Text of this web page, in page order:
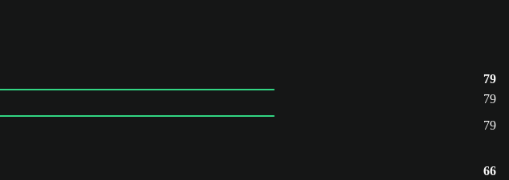
79
79
79
66